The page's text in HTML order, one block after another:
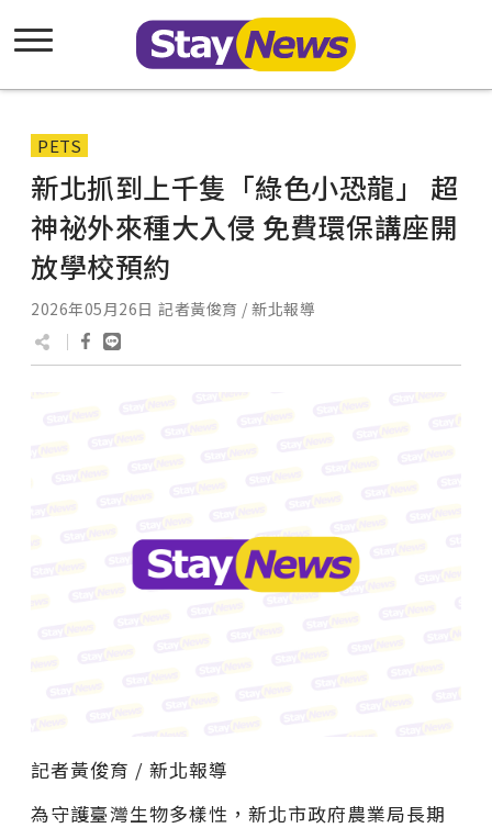
PETS
新北抓到上千隻「綠色小恐龍」 超
神祕外來種大入侵 免費環保講座開
放學校預約
2026年05月26日 記者黃俊育 / 新北報導
記者黃俊育 / 新北報導
為守護臺灣生物多樣性，新北市政府農業局長期